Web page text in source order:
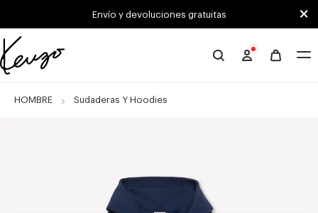
Skip to main content
Skip to footer contentEnvío y devoluciones gratuitas
Página
HOMBRE Sudaderas Y Hoodies